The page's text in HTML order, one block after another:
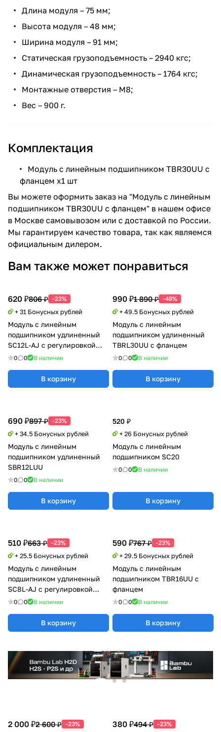
Длина модуля – 75 мм;
Высота модуля – 48 мм;
Ширина модуля – 91 мм;
Статическая грузоподъемность – 2940 кгс;
Динамическая грузоподъемность – 1764 кгс;
Монтажные отверстия – M8;
Вес – 900 г.
Комплектация
Модуль с линейным подшипником TBR30UU с
фланцем х1 шт
Вы можете оформить заказ на "Модуль с линейным
подшипником TBR30UU с фланцем" в нашем офисе
в Москве самовывозом или с доставкой по России.
Мы гарантируем качество товара, так как являемся
официальным дилером.
Вам также может понравиться
620 ₽806 ₽ -23%
+ 31 Бонусных рублей
Модуль с линейным
подшипником удлиненный
SC12L-AJ с регулировкой
натяга
0 0 В наличии
В корзину
990 ₽1 890 ₽ -48%
+ 49.5 Бонусных рублей
Модуль с линейным
подшипником удлиненный
TBRL30UU с фланцем
0 0 В наличии
В корзину
520 ₽
+ 26 Бонусных рублей
Модуль с линейным
подшипником SC20
0 0 В наличии
В корзину
510 ₽663 ₽ -23%
+ 25.5 Бонусных рублей
Модуль с линейным
подшипником удлиненный
SC8L-AJ с регулировкой
натяга
0 0 В наличии
В корзину
590 ₽767 ₽ -23%
+ 29.5 Бонусных рублей
Модуль с линейным
подшипником TBR16UU с
фланцем
0 0 В наличии
В корзину
2 000 ₽2 600 ₽ -23% 380 ₽494 ₽ -23%
690 ₽897 ₽ -23%
+ 34.5 Бонусных рублей
Модуль с линейным
подшипником удлиненный
SBR12LUU
0 0 В наличии
В корзину